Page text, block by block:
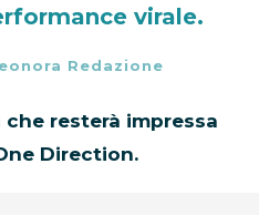
virale.
Redazione
che resterà impressa
Direction.